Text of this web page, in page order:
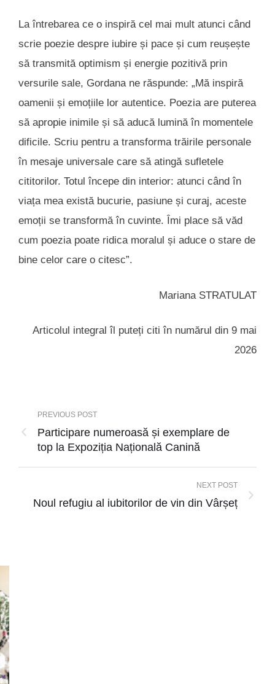
La întrebarea ce o inspiră cel mai mult atunci când
scrie poezie despre iubire și pace și cum reușește
să transmită optimism și energie pozitivă prin
versurile sale, Gordana ne răspunde: „Mă inspiră
oamenii și emoțiile lor autentice. Poezia are puterea
să apropie inimile și să aducă lumină în momentele
dificile. Scriu pentru a transforma trăirile personale
în mesaje universale care să atingă sufletele
cititorilor. Totul începe din interior: atunci când în
viața mea există bucurie, pasiune și curaj, aceste
emoții se transformă în cuvinte. Îmi place să văd
cum poezia poate ridica moralul și aduce o stare de
bine celor care o citesc”.
Mariana STRATULAT
Articolul integral îl puteți citi în numărul din 9 mai
2026
PREVIOUS POST
Participare numeroasă și exemplare de
top la Expoziția Națională Canină
NEXT POST
Noul refugiu al iubitorilor de vin din Vârșeț